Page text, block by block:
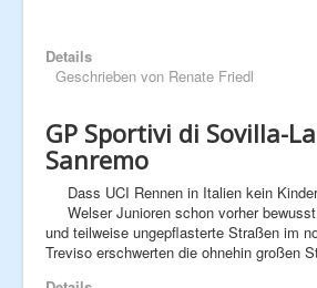
Details
Geschrieben von Renate Friedl
GP Sportivi di Sovilla-
Sanremo
Dass UCI Rennen in Italien kein
Welser Junioren schon vorher
und teilweise ungepflasterte Straßen im
Treviso erschwerten die ohnehin großen